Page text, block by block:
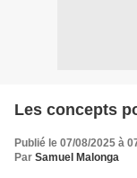
Les concepts
Publié le 07/08/2025 à
Par Samuel Malonga